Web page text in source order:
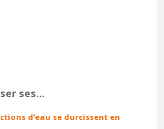
ses…
d’eau se durcissent en